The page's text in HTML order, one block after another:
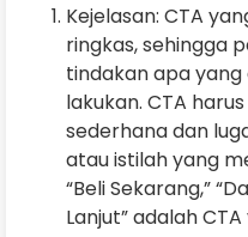
Kejelasan: CTA
ringkas, sehingga
tindakan apa
lakukan. CTA
sederhana dan
atau istilah yang
“Beli Sekarang,”
Lanjut” adalah